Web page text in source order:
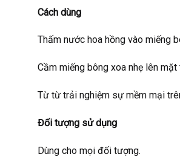
Cách dùng
Thấm nước hoa hồng vào miếng
Cầm miếng bông xoa nhẹ lên
Từ từ trải nghiệm sự mềm mại
Đối tượng sử dụng
Dùng cho mọi đối tượng.